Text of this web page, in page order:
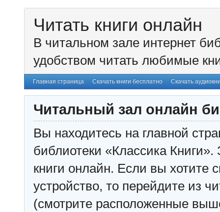
Читать книги онлайн
В читальном зале интернет
удобством читать любимые
Главная страница Скачать книги бесплатно Скачать
Читальный зал онлайн
Вы находитесь на главной
библиотеки «Классика
книги онлайн. Если вы хотите
устройство, то перейдите из
(смотрите расположенные